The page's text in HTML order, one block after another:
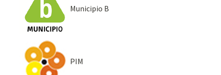
Municipio B
PIM